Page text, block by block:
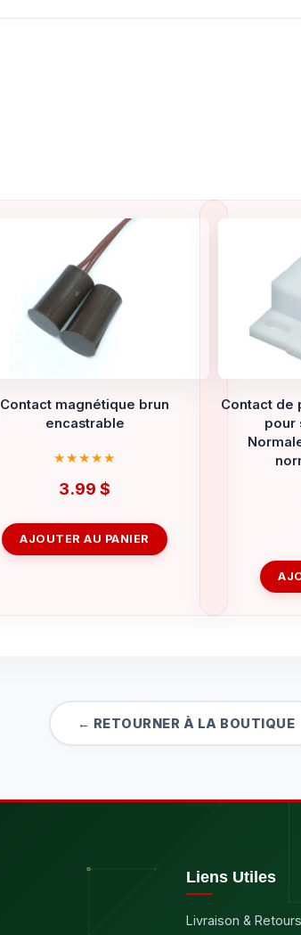
Contact magnétique brun
encastrable
3.99 $
AJOUTER AU PANIER
Contact de
pour
← RETOURNER À LA BOUTIQUE
Liens Utiles
Livraison & Retours